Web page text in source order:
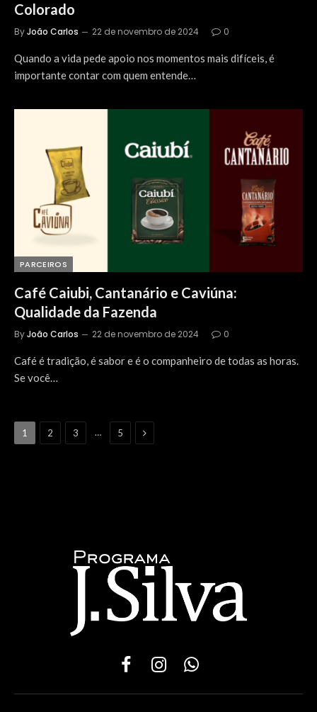
Colorado
ByJoão Carlos 22 de novembro de 2024 0
Quando a vida pede apoio nos momentos mais difíceis, é
importante contar com quem entende…
PARCEIROS
Café Caiubi, Cantanário e Caviúna:
Qualidade da Fazenda
ByJoão Carlos 22 de novembro de 2024 0
Café é tradição, é sabor e é o companheiro de todas as horas.
Se você…
1 2 3 … 5 Next
FacebookInstagramWhatsApp